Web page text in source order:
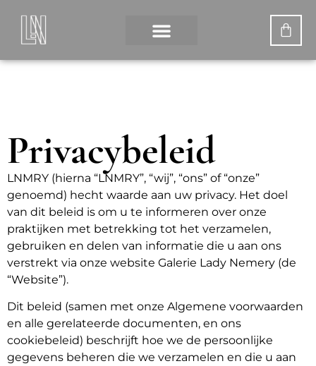
Privacybeleid
LNMRY (hierna “LNMRY”, “wij”, “ons” of “onze”
genoemd) hecht waarde aan uw privacy. Het doel
van dit beleid is om u te informeren over onze
praktijken met betrekking tot het verzamelen,
gebruiken en delen van informatie die u aan ons
verstrekt via onze website Galerie Lady Nemery (de
“Website”).
Dit beleid (samen met onze Algemene voorwaarden
en alle gerelateerde documenten, en ons
cookiebeleid) beschrijft hoe we de persoonlijke
gegevens beheren die we verzamelen en die u aan